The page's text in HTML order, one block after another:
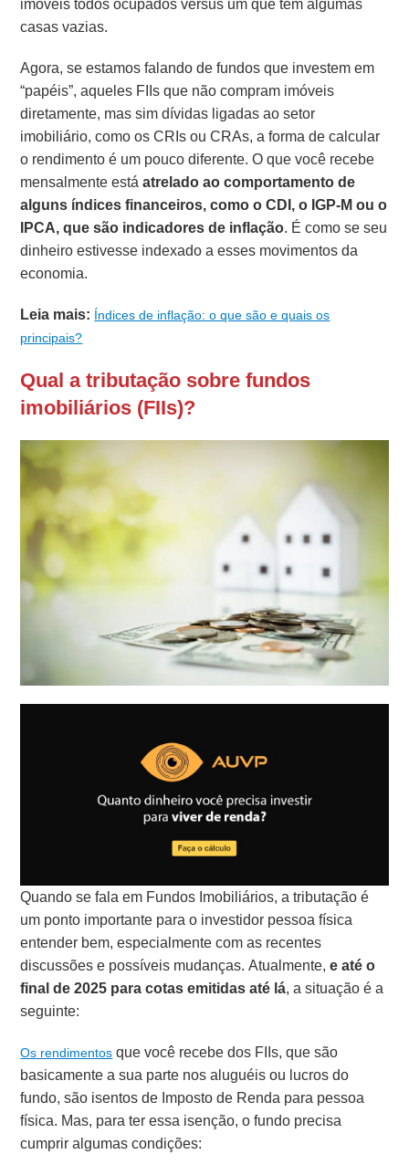
imóveis todos ocupados versus um que tem algumas
casas vazias.
Agora, se estamos falando de fundos que investem em
“papéis”, aqueles FIIs que não compram imóveis
diretamente, mas sim dívidas ligadas ao setor
imobiliário, como os CRIs ou CRAs, a forma de calcular
o rendimento é um pouco diferente. O que você recebe
mensalmente estáatrelado ao comportamento de
alguns índices financeiros, como o CDI, o IGP-M ou o
IPCA, que são indicadores de inflação. É como se seu
dinheiro estivesse indexado a esses movimentos da
economia.
Leia mais: Índices de inflação: o que são e quais os
principais?
Qual a tributação sobre fundos
imobiliários (FIIs)?
Quando se fala em Fundos Imobiliários, a tributação é
um ponto importante para o investidor pessoa física
entender bem, especialmente com as recentes
discussões e possíveis mudanças. Atualmente,e até o
final de 2025 para cotas emitidas até lá, a situação é a
seguinte:
Os rendimentos que você recebe dos FIIs, que são
basicamente a sua parte nos aluguéis ou lucros do
fundo, são isentos de Imposto de Renda para pessoa
física. Mas, para ter essa isenção, o fundo precisa
cumprir algumas condições: